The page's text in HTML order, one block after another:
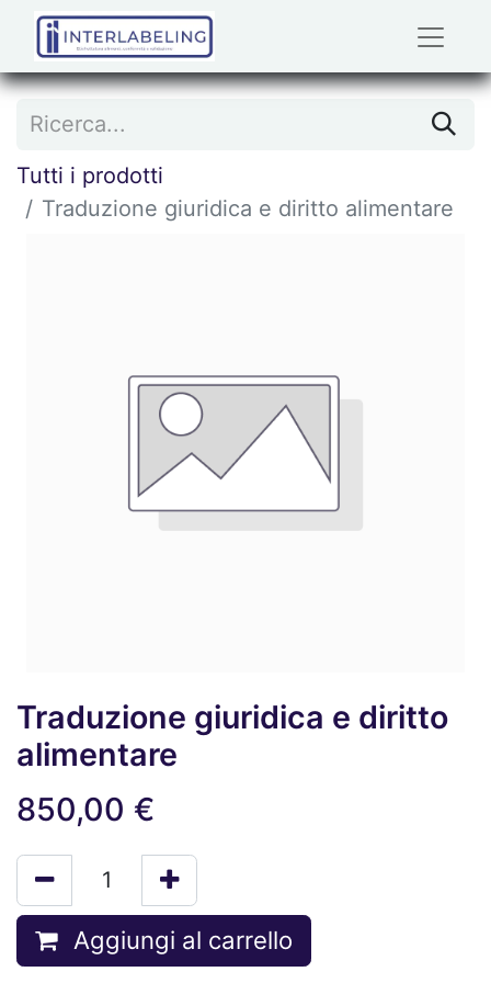
Tutti i prodotti
Traduzione giuridica e diritto alimentare
Traduzione giuridica e diritto
alimentare
850,00 €
Aggiungi al carrello